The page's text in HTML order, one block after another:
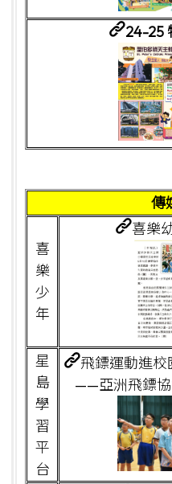
24-25
傳
喜
樂
少
年
喜樂
星
島
學
習
平
台
飛鏢運動進
——亞洲飛鏢